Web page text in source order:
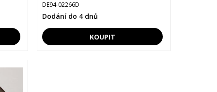
DE94-02266D
Dodání do 4 dnů